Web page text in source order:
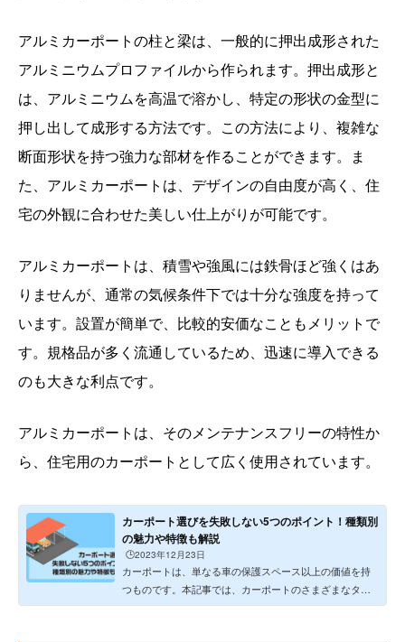
アルミカーポートの柱と梁は、一般的に押出成形された
アルミニウムプロファイルから作られます。押出成形と
は、アルミニウムを高温で溶かし、特定の形状の金型に
押し出して成形する方法です。この方法により、複雑な
断面形状を持つ強力な部材を作ることができます。ま
た、アルミカーポートは、デザインの自由度が高く、住
宅の外観に合わせた美しい仕上がりが可能です。
アルミカーポートは、積雪や強風には鉄骨ほど強くはあ
りませんが、通常の気候条件下では十分な強度を持って
います。設置が簡単で、比較的安価なこともメリットで
す。規格品が多く流通しているため、迅速に導入できる
のも大きな利点です。
アルミカーポートは、そのメンテナンスフリーの特性か
ら、住宅用のカーポートとして広く使用されています。
カーポート選びを失敗しない5つのポイント！種類別
の魅力や特徴も解説
🕒️2023年12月23日
カーポートは、単なる車の保護スペース以上の価値を持
つものです。本記事では、カーポートのさまざまなタイ
プやデザインを紹...